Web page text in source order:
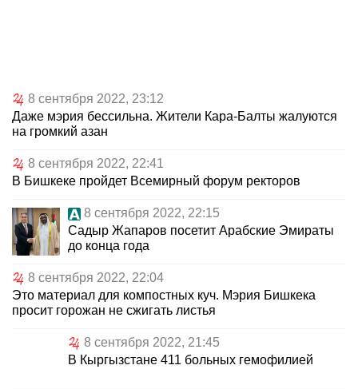
8 сентября 2022, 23:12
Даже мэрия бессильна. Жители Кара-Балты жалуются
на громкий азан
8 сентября 2022, 22:41
В Бишкеке пройдет Всемирный форум ректоров
8 сентября 2022, 22:15
Садыр Жапаров посетит Арабские Эмираты
до конца года
8 сентября 2022, 22:04
Это материал для компостных куч. Мэрия Бишкека
просит горожан не сжигать листья
8 сентября 2022, 21:45
В Кыргызстане 411 больных гемофилией